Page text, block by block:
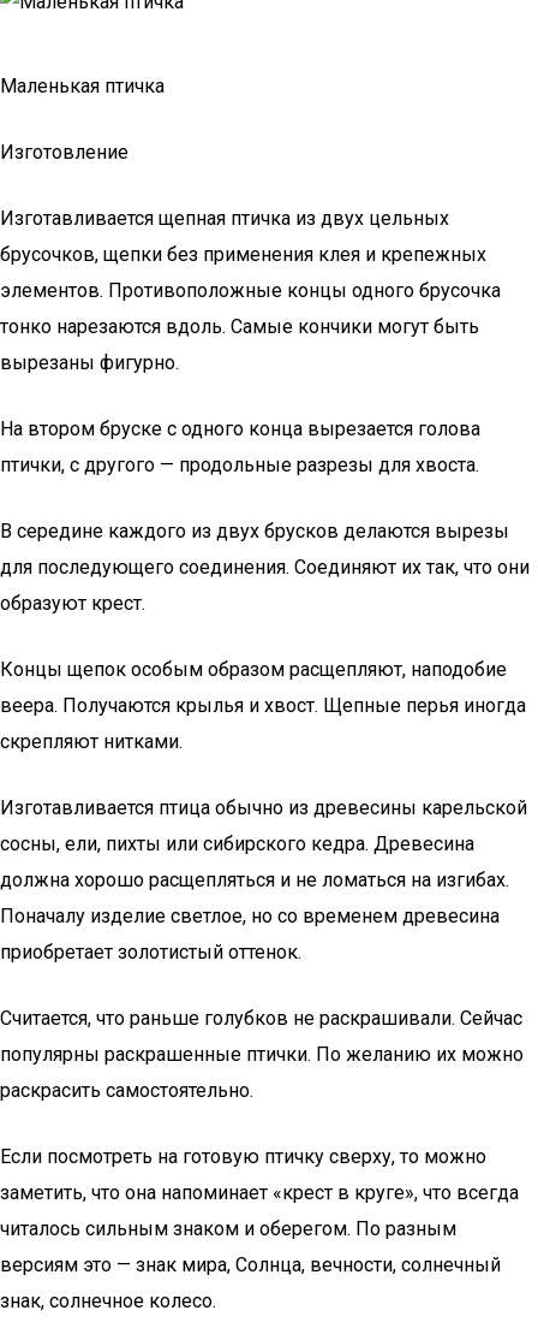
Маленькая птичка
Изготовление
Изготавливается щепная птичка из двух цельных
брусочков, щепки без применения клея и крепежных
элементов. Противоположные концы одного брусочка
тонко нарезаются вдоль. Самые кончики могут быть
вырезаны фигурно.
На втором бруске с одного конца вырезается голова
птички, с другого — продольные разрезы для хвоста.
В середине каждого из двух брусков делаются вырезы
для последующего соединения. Соединяют их так, что они
образуют крест.
Концы щепок особым образом расщепляют, наподобие
веера. Получаются крылья и хвост. Щепные перья иногда
скрепляют нитками.
Изготавливается птица обычно из древесины карельской
сосны, ели, пихты или сибирского кедра. Древесина
должна хорошо расщепляться и не ломаться на изгибах.
Поначалу изделие светлое, но со временем древесина
приобретает золотистый оттенок.
Считается, что раньше голубков не раскрашивали. Сейчас
популярны раскрашенные птички. По желанию их можно
раскрасить самостоятельно.
Если посмотреть на готовую птичку сверху, то можно
заметить, что она напоминает «крест в круге», что всегда
читалось сильным знаком и оберегом. По разным
версиям это — знак мира, Солнца, вечности, солнечный
знак, солнечное колесо.